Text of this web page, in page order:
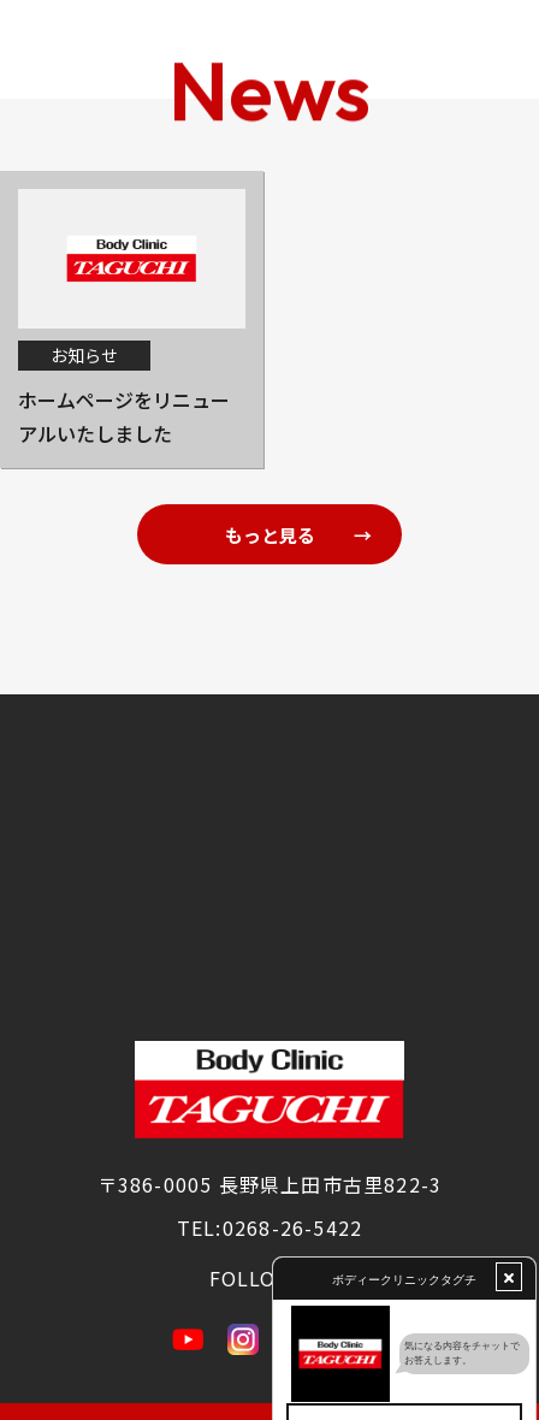
News
お知らせ
ホームページをリニュー
アルいたしました
もっと見る
〒386-0005 長野県上田市古里822-3
TEL:0268-26-5422
FOLLOW US